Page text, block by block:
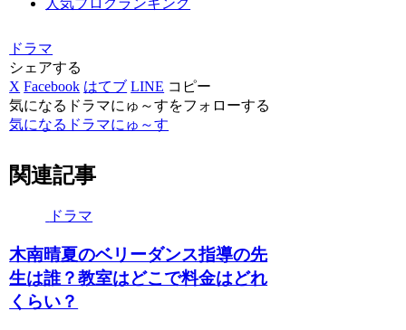
人気ブログランキング
ドラマ
シェアする
X Facebook はてブ LINE コピー
気になるドラマにゅ～すをフォローする
気になるドラマにゅ～す
関連記事
ドラマ
木南晴夏のベリーダンス指導の先
生は誰？教室はどこで料金はどれ
くらい？